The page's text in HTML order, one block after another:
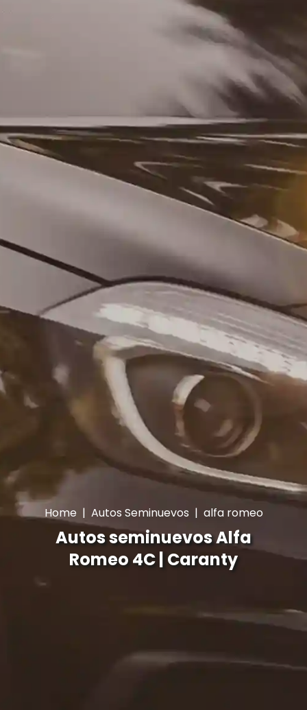
Home | Autos Seminuevos | alfa romeo
Autos seminuevos Alfa
Romeo 4C | Caranty